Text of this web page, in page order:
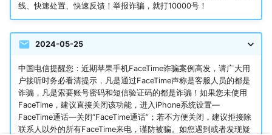
线、快速处置、快速反馈！举报诈骗，就打10000号！
2024-05-25
中国电信提醒您：近期苹果手机FaceTime诈骗案例高发，请广大用
户接听时务必看清提示，凡是通过FaceTime声称是客服人员的都是
诈骗，凡是索要账号密码和短信验证码的都是诈骗！如果您未使用
FaceTime，建议直接关闭该功能，进入iPhone系统设置—
FaceTime通话—关闭“FaceTime通话”；若不方便关闭，建议拒接除
联系人以外的所有FaceTime来电，谨防被骗。如您遇到或者发现疑